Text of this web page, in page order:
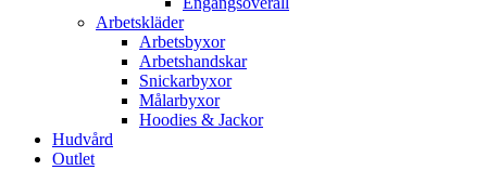
Arbetskläder
Arbetsbyxor
Arbetshandskar
Snickarbyxor
Målarbyxor
Hoodies & Jackor
Hudvård
Outlet